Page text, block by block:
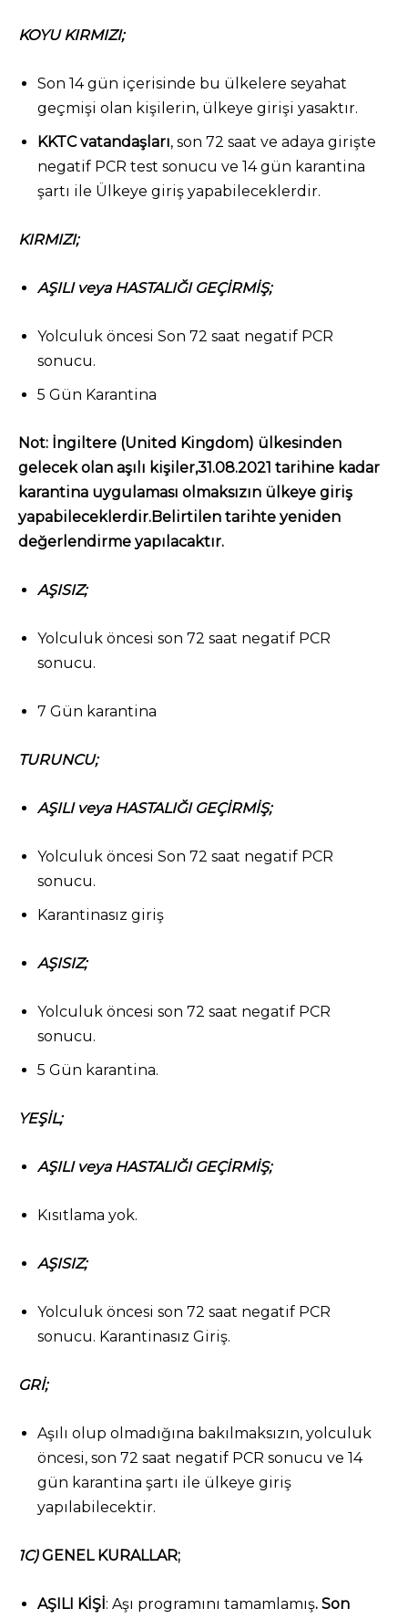
KOYU KIRMIZI;
Son 14 gün içerisinde bu ülkelere seyahat
geçmişi olan kişilerin, ülkeye girişi yasaktır.
KKTC vatandaşları, son 72 saat ve adaya girişte
negatif PCR test sonucu ve 14 gün karantina
şartı ile Ülkeye giriş yapabileceklerdir.
KIRMIZI;
AŞILI veya HASTALIĞI GEÇİRMİŞ;
Yolculuk öncesi Son 72 saat negatif PCR
sonucu.
5 Gün Karantina
Not: İngiltere (United Kingdom) ülkesinden
gelecek olan aşılı kişiler,31.08.2021 tarihine kadar
karantina uygulaması olmaksızın ülkeye giriş
yapabileceklerdir.Belirtilen tarihte yeniden
değerlendirme yapılacaktır.
AŞISIZ;
Yolculuk öncesi son 72 saat negatif PCR
sonucu.
7 Gün karantina
TURUNCU;
AŞILI veya HASTALIĞI GEÇİRMİŞ;
Yolculuk öncesi Son 72 saat negatif PCR
sonucu.
Karantinasız giriş
AŞISIZ;
Yolculuk öncesi son 72 saat negatif PCR
sonucu.
5 Gün karantina.
YEŞİL;
AŞILI veya HASTALIĞI GEÇİRMİŞ;
Kısıtlama yok.
AŞISIZ;
Yolculuk öncesi son 72 saat negatif PCR
sonucu. Karantinasız Giriş.
GRİ;
Aşılı olup olmadığına bakılmaksızın, yolculuk
öncesi, son 72 saat negatif PCR sonucu ve 14
gün karantina şartı ile ülkeye giriş
yapılabilecektir.
1C)GENEL KURALLAR;
AŞILI KİŞİ: Aşı programını tamamlamış. Son